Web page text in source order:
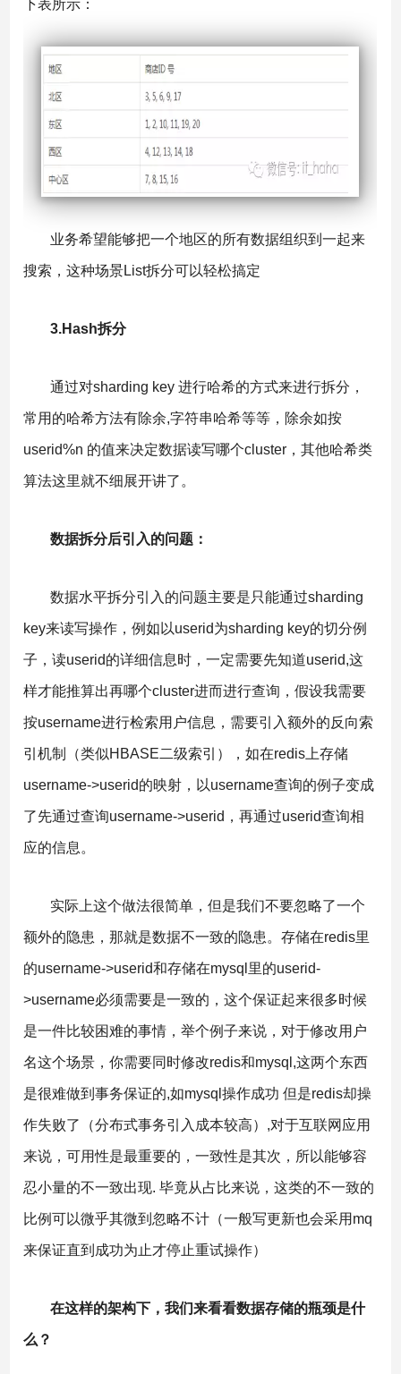
下表所示：
业务希望能够把一个地区的所有数据组织到一起来
搜索，这种场景List拆分可以轻松搞定
3.Hash拆分
通过对sharding key 进行哈希的方式来进行拆分，
常用的哈希方法有除余,字符串哈希等等，除余如按
userid%n 的值来决定数据读写哪个cluster，其他哈希类
算法这里就不细展开讲了。
数据拆分后引入的问题：
数据水平拆分引入的问题主要是只能通过sharding
key来读写操作，例如以userid为sharding key的切分例
子，读userid的详细信息时，一定需要先知道userid,这
样才能推算出再哪个cluster进而进行查询，假设我需要
按username进行检索用户信息，需要引入额外的反向索
引机制（类似HBASE二级索引），如在redis上存储
username->userid的映射，以username查询的例子变成
了先通过查询username->userid，再通过userid查询相
应的信息。
实际上这个做法很简单，但是我们不要忽略了一个
额外的隐患，那就是数据不一致的隐患。存储在redis里
的username->userid和存储在mysql里的userid-
>username必须需要是一致的，这个保证起来很多时候
是一件比较困难的事情，举个例子来说，对于修改用户
名这个场景，你需要同时修改redis和mysql,这两个东西
是很难做到事务保证的,如mysql操作成功 但是redis却操
作失败了（分布式事务引入成本较高）,对于互联网应用
来说，可用性是最重要的，一致性是其次，所以能够容
忍小量的不一致出现. 毕竟从占比来说，这类的不一致的
比例可以微乎其微到忽略不计（一般写更新也会采用mq
来保证直到成功为止才停止重试操作）
在这样的架构下，我们来看看数据存储的瓶颈是什
么？